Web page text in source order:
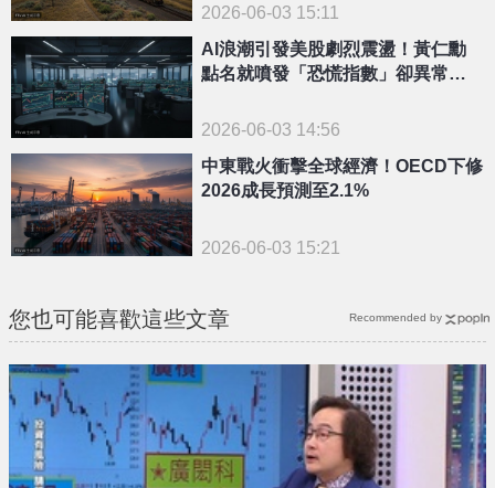
2026-06-03 15:11
AI浪潮引發美股劇烈震盪！黃仁勳
點名就噴發「恐慌指數」卻異常平
2026-06-03 14:56
中東戰火衝擊全球經濟！OECD下修
2026成長預測至2.1%
2026-06-03 15:21
您也可能喜歡這些文章 Recommended by